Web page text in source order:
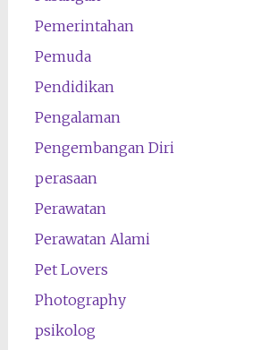
Pemerintahan
Pemuda
Pendidikan
Pengalaman
Pengembangan Diri
perasaan
Perawatan
Perawatan Alami
Pet Lovers
Photography
psikolog